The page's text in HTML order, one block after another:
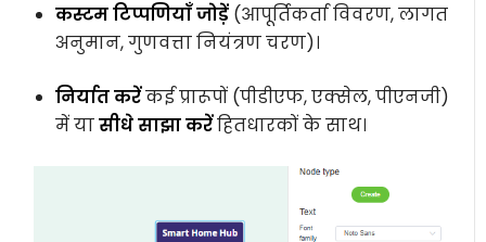
कस्टम टिप्पणियाँ जोड़ें (आपूर्तिकर्ता विवरण, लागत
अनुमान, गुणवत्ता नियंत्रण चरण)।
निर्यात करेंकई प्रारूपों (पीडीएफ, एक्सेल, पीएनजी)
में यासीधे साझा करेंहितधारकों के साथ।